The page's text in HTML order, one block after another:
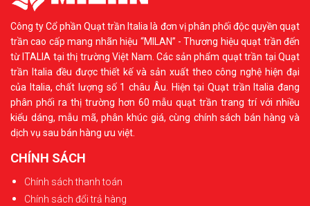
Công ty Cổ phần Quạt trần Italia là đơn vị phân phối độc quyền quạt
trần cao cấp mang nhãn hiệu “MILAN” - Thương hiệu quạt trần đến
từ ITALIA tại thị trường Việt Nam. Các sản phẩm quạt trần tại Quạt
trần Italia đều được thiết kế và sản xuất theo công nghệ hiện đại
của Italia, chất lượng số 1 châu Âu. Hiện tại Quạt trần Italia đang
phân phối ra thị trường hơn 60 mẫu quạt trần trang trí với nhiều
kiểu dáng, mẫu mã, phân khúc giá, cùng chính sách bán hàng và
dịch vụ sau bán hàng ưu việt.
CHÍNH SÁCH
Chính sách thanh toán
Chính sách đổi trả hàng